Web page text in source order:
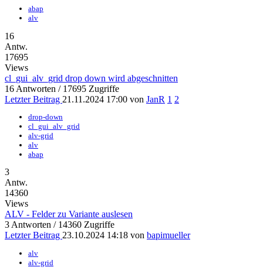
abap
alv
16
Antw.
17695
Views
cl_gui_alv_grid drop down wird abgeschnitten
16 Antworten / 17695 Zugriffe
Letzter Beitrag 21.11.2024 17:00 von JanR 1 2
drop-down
cl_gui_alv_grid
alv-grid
alv
abap
3
Antw.
14360
Views
ALV - Felder zu Variante auslesen
3 Antworten / 14360 Zugriffe
Letzter Beitrag 23.10.2024 14:18 von bapimueller
alv
alv-grid